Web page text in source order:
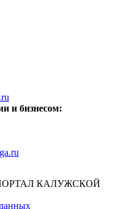
и бизнесом:
КАЛУЖСКОЙ